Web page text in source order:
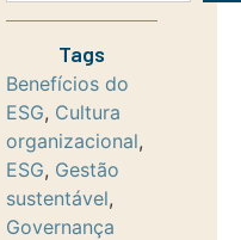
Tags
Benefícios do
ESG, Cultura
organizacional,
ESG, Gestão
sustentável,
Governança